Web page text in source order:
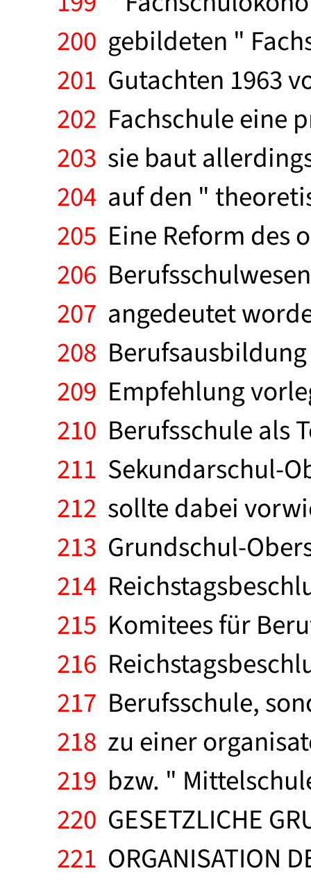
200 gebildeten "
201 Gutachten 1963
202 Fachschule eine
203 sie baut
204 auf den "
205 Eine Reform des
206
207 angedeutet
208
209 Empfehlung
210 Berufsschule als
211 Sekundarschul-
212 sollte dabei
213 Grundschul-
214
215 Komitees für
216
217 Berufsschule,
218 zu einer
219 bzw. "
220 GESETZLICHE
221 ORGANISATION